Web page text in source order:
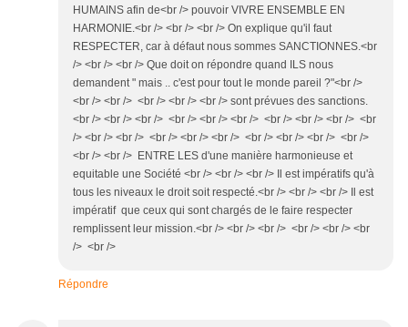
HUMAINS afin de<br /> pouvoir VIVRE ENSEMBLE EN
HARMONIE.<br /> <br /> <br /> On explique qu'il faut
RESPECTER, car à défaut nous sommes SANCTIONNES.<br
/> <br /> <br /> Que doit on répondre quand ILS nous
demandent " mais .. c'est pour tout le monde pareil ?"<br />
<br /> <br /> <br /> <br /> <br /> sont prévues des sanctions.
<br /> <br /> <br /> <br /> <br /> <br /> <br /> <br /> <br /> <br
/> <br /> <br /> <br /> <br /> <br /> <br /> <br /> <br /> <br />
<br /> <br /> ENTRE LES d'une manière harmonieuse et
equitable une Société <br /> <br /> <br /> Il est impératifs qu'à
tous les niveaux le droit soit respecté.<br /> <br /> <br /> Il est
impératif que ceux qui sont chargés de le faire respecter
remplissent leur mission.<br /> <br /> <br /> <br /> <br /> <br
/> <br />
Répondre